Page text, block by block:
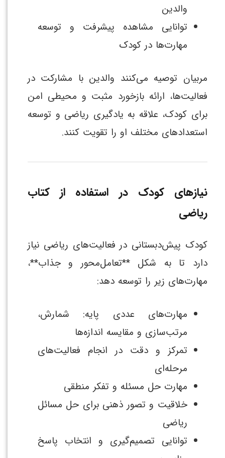
والدین
توانایی مشاهده پیشرفت و توسعه
مهارت‌ها در کودک
مربیان توصیه می‌کنند والدین با مشارکت در
فعالیت‌ها، ارائه بازخورد مثبت و محیطی امن
برای کودک، علاقه به یادگیری ریاضی و توسعه
استعدادهای مختلف او را تقویت کنند.
نیازهای کودک در استفاده از کتاب
ریاضی
کودک پیش‌دبستانی در فعالیت‌های ریاضی نیاز
دارد تا به شکل **تعامل‌محور و جذاب**،
مهارت‌های زیر را توسعه دهد:
مهارت‌های عددی پایه: شمارش،
مرتب‌سازی و مقایسه اندازه‌ها
تمرکز و دقت در انجام فعالیت‌های
مرحله‌ای
مهارت حل مسئله و تفکر منطقی
خلاقیت و تصور ذهنی برای حل مسائل
ریاضی
توانایی تصمیم‌گیری و انتخاب پاسخ